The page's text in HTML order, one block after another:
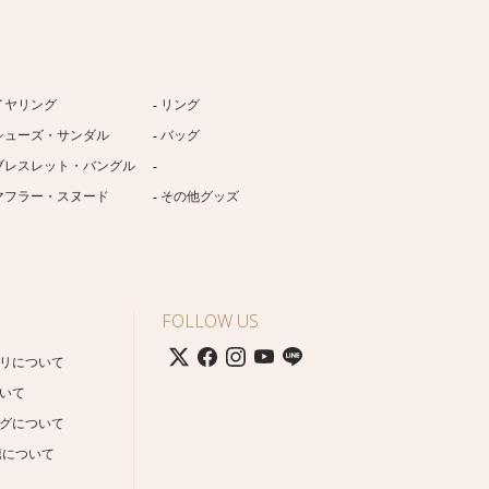
ヤリング
リング
ューズ・サンダル
バッグ
レスレット・バングル
フラー・スヌード
その他グッズ
について
て
について
ついて
FOLLOW US